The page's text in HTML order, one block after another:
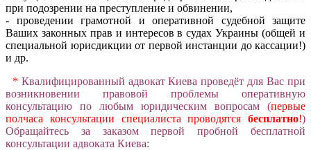
при подозрении на преступление и обвинении,
- проведении грамотной и оперативной судебной защите
Ваших законных прав и интересов в судах Украины (общей и
специальной юрисдикции от первой инстанции до кассации!)
и др.
* Квалифицированный адвокат Киева проведёт для Вас при
возникновении правовой проблемы оперативную
консультацию по любым юридическим вопросам (первые
полчаса консультации специалиста проводятся бесплатно!)
Обращайтесь за заказом первой пробной бесплатной
консультации адвоката Киева: